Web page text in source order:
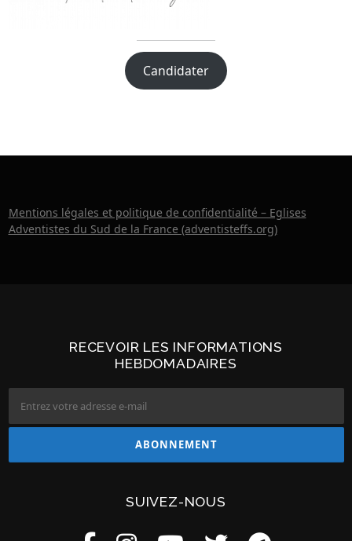
Candidater
Mentions légales et politique de confidentialité – Eglises
Adventistes du Sud de la France (adventisteffs.org)
RECEVOIR LES INFORMATIONS
HEBDOMADAIRES
SUIVEZ-NOUS